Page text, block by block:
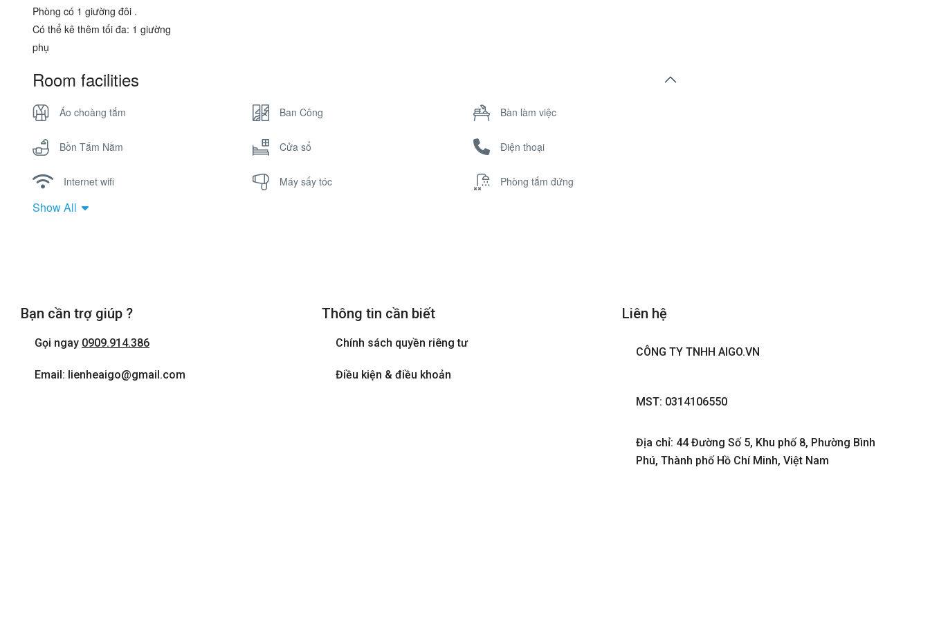
Phòng có 1 giường đôi .
Có thể kê thêm tối đa: 1 giường
phụ
Room facilities
Áo choàng tắm Ban Công Bàn làm việc
Bồn Tắm Nằm Cửa sổ Điện thoại
Internet wifi Máy sấy tóc Phòng tắm đứng
Tivi
Show All
Bạn cần trợ giúp ?
Gọi ngay 0909.914.386
Email: lienheaigo@gmail.com
Thông tin cần biết
Chính sách quyền riêng tư
Điều kiện & điều khoản
Liên hệ
CÔNG TY TNHH AIGO.VN
MST: 0314106550
Địa chỉ: 44 Đường Số 5, Khu phố 8, Phường Bình
Phú, Thành phố Hồ Chí Minh, Việt Nam